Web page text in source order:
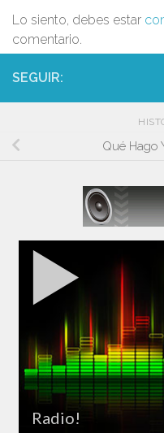
Lo siento, debes estar
comentario.
SEGUIR:
Qué Hago